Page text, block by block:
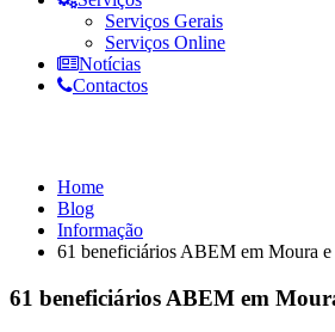
Serviços Gerais
Serviços Online
Notícias
Contactos
Home
Blog
Informação
61 beneficiários ABEM em Moura
61 beneficiários ABEM em